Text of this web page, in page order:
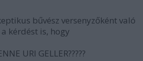
bűvész versenyzőként való
kérdést is, hogy
URI GELLER?????